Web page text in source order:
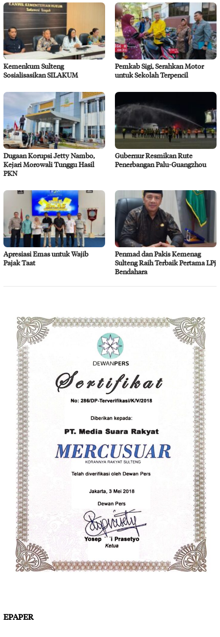
Kemenkum Sulteng
Sosialisasikan SILAKUM
Pemkab Sigi, Serahkan Motor
untuk Sekolah Terpencil
Dugaan Korupsi Jetty Nambo,
Kejari Morowali Tunggu Hasil
PKN
Gubernur Resmikan Rute
Penerbangan Palu-Guangzhou
Apresiasi Emas untuk Wajib
Pajak Taat
Penmad dan Pakis Kemenag
Sulteng Raih Terbaik Pertama LPj
Bendahara
EPAPER